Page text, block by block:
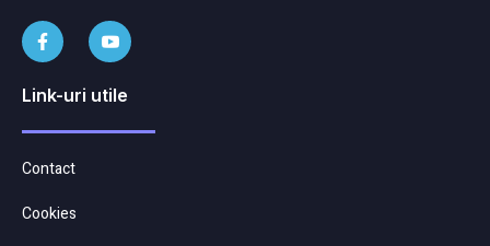
Link-uri utile
Contact
Cookies